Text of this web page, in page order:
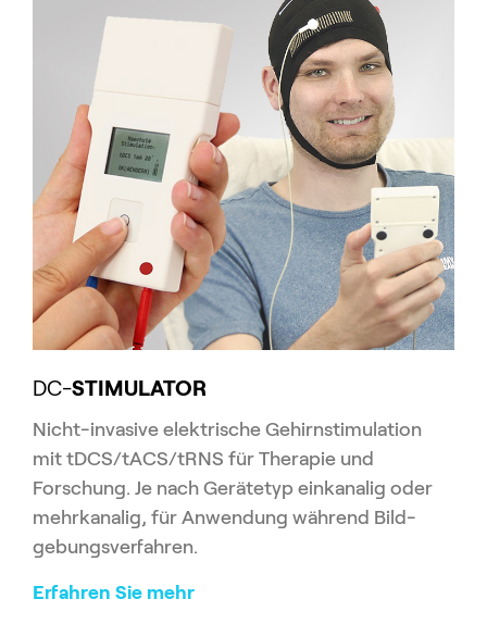
DC-STIMULATOR
Nicht-invasive elektrische Gehirn­stimulation
mit tDCS/tACS/tRNS für Therapie und
Forschung. Je nach Gerätetyp einkanalig oder
mehrkanalig, für Anwendung während Bild­
gebungs­verfahren.
Erfahren Sie mehr